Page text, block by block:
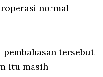
normal
tersebut
itu masih